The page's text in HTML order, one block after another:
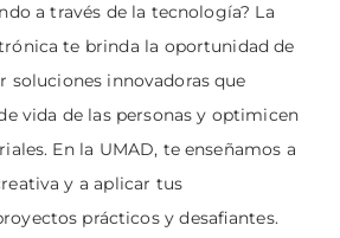
a través de la tecnología? La
te brinda la oportunidad de
soluciones innovadoras que
vida de las personas y optimicen
En la UMAD, te enseñamos a
y a aplicar tus
prácticos y desafiantes.